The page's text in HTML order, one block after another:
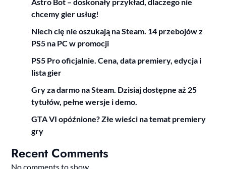
chcemy gier usług!
Niech cię nie oszukają na Steam. 14 przebojów z
PS5 na PC w promocji
PS5 Pro oficjalnie. Cena, data premiery, edycja i
lista gier
Gry za darmo na Steam. Dzisiaj dostępne aż 25
tytułów, pełne wersje i demo.
GTA VI opóźnione? Złe wieści na temat premiery
gry
Recent Comments
No comments to show.